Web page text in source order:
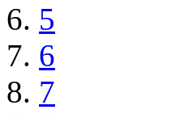
5
6
7